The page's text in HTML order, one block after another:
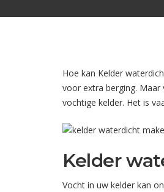
Hoe kan Kelder
voor extra berging.
vochtige kelder. Het is
Kelder
Vocht in uw kelder kan